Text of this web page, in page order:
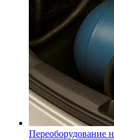
Переоборудование